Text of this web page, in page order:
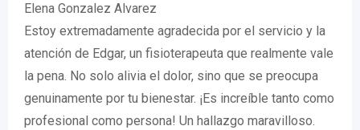
Elena Gonzalez Alvarez
Estoy extremadamente agradecida por el servicio y la
atención de Edgar, un fisioterapeuta que realmente vale
la pena. No solo alivia el dolor, sino que se preocupa
genuinamente por tu bienestar. ¡Es increíble tanto como
profesional como persona! Un hallazgo maravilloso.